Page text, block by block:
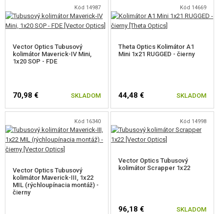
Kód 14987
Vector Optics Tubusový
kolimátor Maverick-IV Mini,
1x20 SOP - FDE
70,98 € SKLADOM
Kód 14669
Theta Optics Kolimátor A1
Mini 1x21 RUGGED - čierny
44,48 € SKLADOM
Kód 16340
Vector Optics Tubusový
kolimátor Maverick-III, 1x22
MIL (rýchloupínacia montáž) -
čierny
Kód 14998
Vector Optics Tubusový
kolimátor Scrapper 1x22
96,18 € SKLADOM